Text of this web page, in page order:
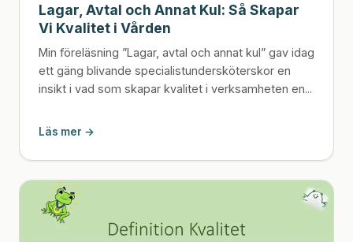
Lagar, Avtal och Annat Kul: Så Skapar
Vi Kvalitet i Vården
Min föreläsning ”Lagar, avtal och annat kul” gav idag
ett gäng blivande specialistundersköterskor en
insikt i vad som skapar kvalitet i verksamheten en...
Läs mer →